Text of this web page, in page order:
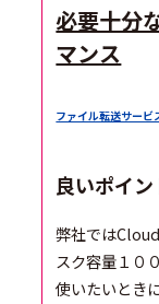
必要十分
マンス
ファイル転送サービ
良いポイン
弊社では
スク容量１０
使いたいとき